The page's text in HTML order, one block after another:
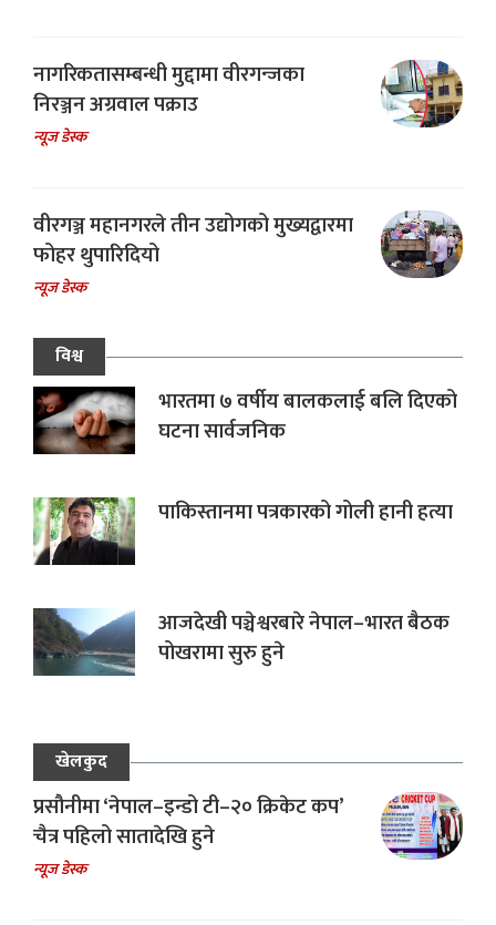
नागरिकतासम्बन्धी मुद्दामा वीरगन्जका
निरञ्जन अग्रवाल पक्राउ
न्यूज डेस्क
वीरगञ्ज महानगरले तीन उद्योगको मुख्यद्वारमा
फोहर थुपारिदियो
न्यूज डेस्क
विश्व
भारतमा ७ वर्षीय बालकलाई बलि दिएको
घटना सार्वजनिक
पाकिस्तानमा पत्रकारको गोली हानी हत्या
आजदेखी पञ्चेश्वरबारे नेपाल–भारत बैठक
पोखरामा सुरु हुने
खेलकुद
प्रसौनीमा ‘नेपाल–इन्डो टी–२० क्रिकेट कप’
चैत्र पहिलो सातादेखि हुने
न्यूज डेस्क